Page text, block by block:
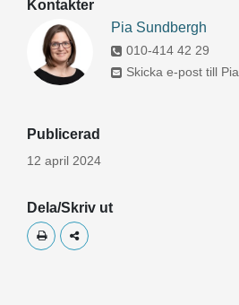
Kontakter
Pia Sundbergh
010-414 42 29
Skicka e-post till Pia
Publicerad
12 april 2024
Dela/Skriv ut
Skriv utDela